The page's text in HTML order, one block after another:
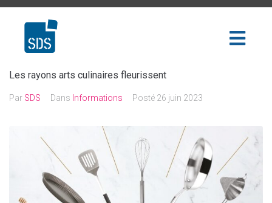
Les rayons arts culinaires fleurissent
Par SDS Dans Informations Posté 26 juin 2023